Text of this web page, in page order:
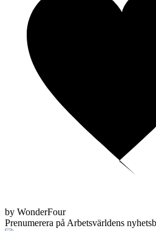
by WonderFour
Prenumerera på Arbetsvärldens